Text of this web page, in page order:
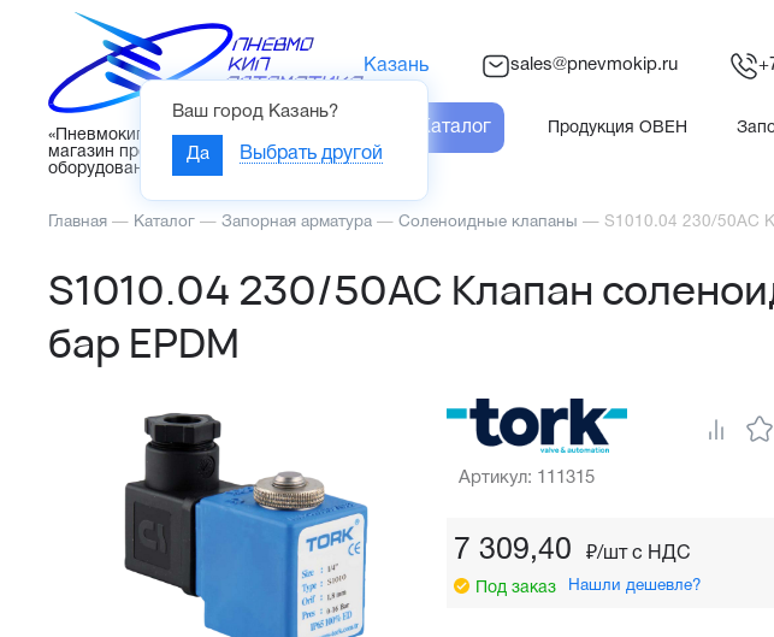
«Пневмокипавтоматика» – интернет-
магазин промышленного
оборудования
Казань
Ваш город Казань?
Да Выбрать другой
sales@pnevmokip.ru
Каталог Продукция ОВЕН
Главная — Каталог — Запорная арматура — Соленоидные клапаны — S1010.04 230/50AC
S1010.04 230/50AC Клапан
бар EPDM
Артикул: 111315
7 309,40 ₽/шт c НДС
Под заказ Нашли дешевле?